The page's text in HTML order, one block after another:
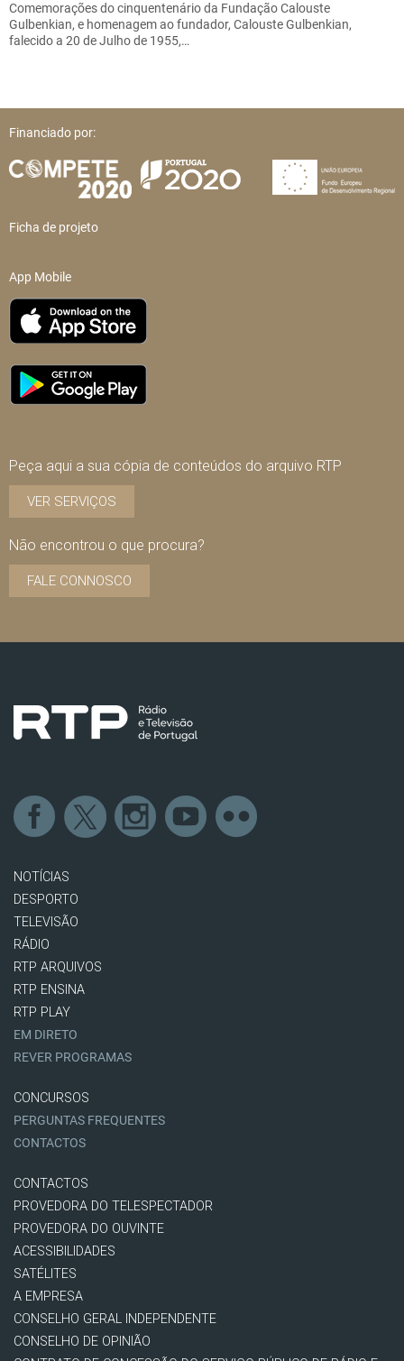
Comemorações do cinquentenário da Fundação Calouste
Gulbenkian, e homenagem ao fundador, Calouste Gulbenkian,
falecido a 20 de Julho de 1955,…
Financiado por:
Ficha de projeto
App Mobile
Peça aqui a sua cópia de conteúdos do arquivo RTP
VER SERVIÇOS
Não encontrou o que procura?
FALE CONNOSCO
NOTÍCIAS
DESPORTO
TELEVISÃO
RÁDIO
RTP ARQUIVOS
RTP ENSINA
RTP PLAY
EM DIRETO
REVER PROGRAMAS
CONCURSOS
PERGUNTAS FREQUENTES
CONTACTOS
CONTACTOS
PROVEDORA DO TELESPECTADOR
PROVEDORA DO OUVINTE
ACESSIBILIDADES
SATÉLITES
A EMPRESA
CONSELHO GERAL INDEPENDENTE
CONSELHO DE OPINIÃO